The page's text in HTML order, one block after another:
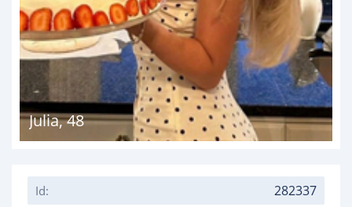
Julia,48
Id: 282337